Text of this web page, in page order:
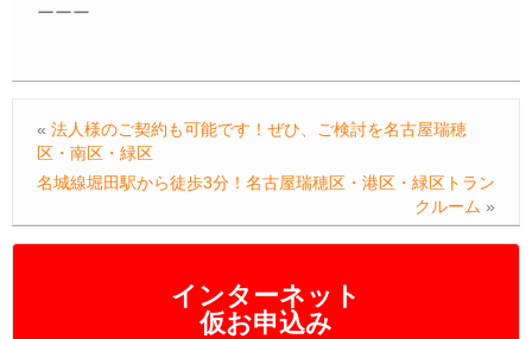
インターネット
仮お申込み
ーーー
« 法人様のご契約も可能です！ぜひ、ご検討を名古屋瑞穂
区・南区・緑区
名城線堀田駅から徒歩3分！名古屋瑞穂区・港区・緑区トラン
クルーム »